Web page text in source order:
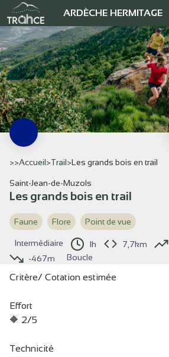
ARDÈCHE HERMITAGE
Les grands bois en trail
F.MONOT
>>Accueil>Trail>Les grands bois en trail
Saint-Jean-de-Muzols
Les grands bois en trail
Faune Flore Point de vue
Intermédiaire 1h 7,7km
-467m
Boucle
Critère/ Cotation estimée
Effort
🔶 2/5
Technicité